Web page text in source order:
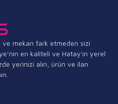
mekan fark etmeden sizi
en kaliteli ve Hatay'ın yerel
yerinizi alın, ürün ve ilan